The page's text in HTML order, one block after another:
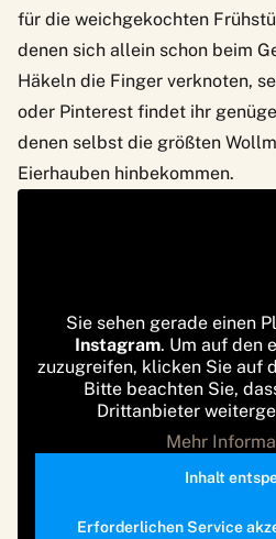
für die weichgekochten
denen sich allein schon beim
Häkeln die Finger verknoten,
oder Pinterest findet ihr
denen selbst die größten
Eierhauben hinbekommen.
Sie sehen gerade einen
Instagram. Um auf den
zuzugreifen, klicken Sie auf
Bitte beachten Sie,
Drittanbieter
Mehr
Inhalt
Erforderlichen Service